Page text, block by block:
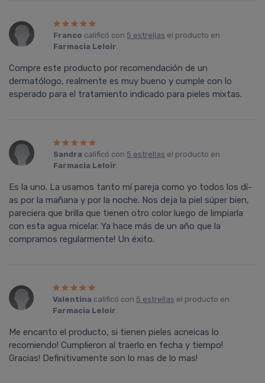
Franco calificó con 5 estrellas el producto en
Farmacia Leloir.
Compre este producto por recomendación de un
dermatólogo, realmente es muy bueno y cumple con lo
esperado para el tratamiento indicado para pieles mixtas.
Sandra calificó con 5 estrellas el producto en
Farmacia Leloir.
Es la uno. La usamos tanto mí­ pareja como yo todos los dí­
as por la mañana y por la noche. Nos deja la piel súper bien,
pareciera que brilla que tienen otro color luego de limpiarla
con esta agua micelar. Ya hace más de un año que la
compramos regularmente! Un éxito.
Valentina calificó con 5 estrellas el producto en
Farmacia Leloir.
Me encanto el producto, si tienen pieles acneicas lo
recomiendo! Cumplieron al traerlo en fecha y tiempo!
Gracias! Definitivamente son lo mas de lo mas!